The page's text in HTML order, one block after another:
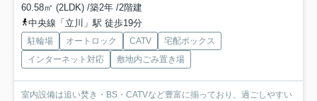
60.58㎡ (2LDK) /築2年 /2階建
中央線「立川」駅 徒歩19分
駐輪場 オートロック CATV
宅配ボックス
インターネット対応
敷地内ごみ置き場
室内設備は追い焚き・BS・CATVなど豊富に揃っており、過ごしやすい